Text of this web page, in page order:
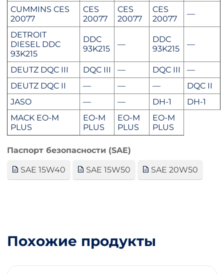
CUMMINS CES
20077
CES
20077
CES
20077
CES
20077
—
DETROIT
DIESEL DDC
93K215
DDC
93K215
—
DDC
93K215
—
DEUTZ DQC III DQC III — DQC III
—
DEUTZ DQC II
— — —
DQC II
JASO
— — DH-1
DH-1
MACK EO-M
PLUS
EO-M
PLUS
EO-M
PLUS
EO-M
PLUS
Паспорт безопасности (SAE)
SAE 15W40 SAE 15W50 SAE 20W50
Похожие продукты